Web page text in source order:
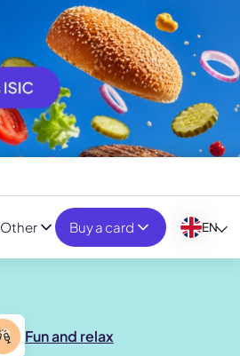
Buy a card
Other EN
Fun and relax